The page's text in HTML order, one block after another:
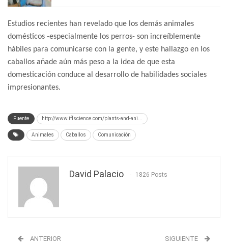
Estudios recientes han revelado que los demás animales
domésticos -especialmente los perros- son increíblemente
hábiles para comunicarse con la gente, y este hallazgo en los
caballos añade aún más peso a la idea de que esta
domesticación conduce al desarrollo de habilidades sociales
impresionantes.
Fuente http://www.iflscience.com/plants-and-ani...
Animales Caballos Comunicación
David Palacio 1826 Posts
ANTERIOR SIGUIENTE